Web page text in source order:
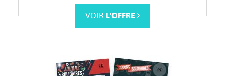
VOIRL'OFFRE